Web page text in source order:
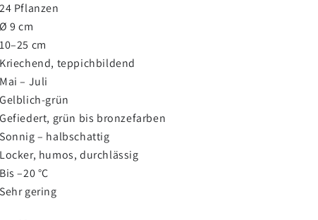
24 Pflanzen
Ø 9 cm
10–25 cm
Kriechend, teppichbildend
Mai – Juli
Gelblich-grün
Gefiedert, grün bis bronzefarben
Sonnig – halbschattig
Locker, humos, durchlässig
Bis –20 °C
Sehr gering